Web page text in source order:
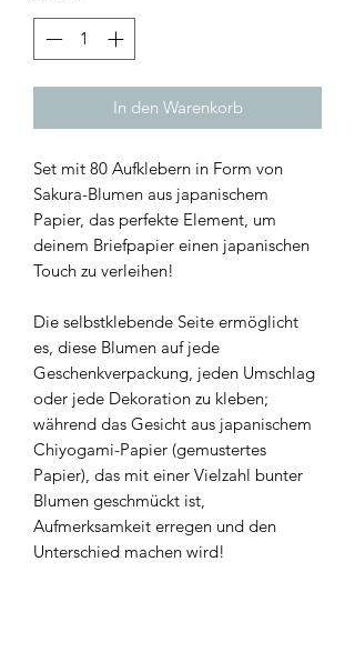
In den Warenkorb
Set mit 80 Aufklebern in Form von
Sakura-Blumen aus japanischem
Papier, das perfekte Element, um
deinem Briefpapier einen japanischen
Touch zu verleihen!
Die selbstklebende Seite ermöglicht
es, diese Blumen auf jede
Geschenkverpackung, jeden Umschlag
oder jede Dekoration zu kleben;
während das Gesicht aus japanischem
Chiyogami-Papier (gemustertes
Papier), das mit einer Vielzahl bunter
Blumen geschmückt ist,
Aufmerksamkeit erregen und den
Unterschied machen wird!